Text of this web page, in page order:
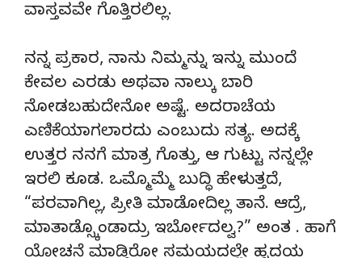
ವಾಸ್ತವವೇ ಗೊತ್ತಿರಲಿಲ್ಲ.
ನನ್ನ ಪ್ರಕಾರ, ನಾನು ನಿಮ್ಮನ್ನು ಇನ್ನು ಮುಂದೆ
ಕೇವಲ ಎರಡು ಅಥವಾ ನಾಲ್ಕು ಬಾರಿ
ನೋಡಬಹುದೇನೋ ಅಷ್ಟೆ. ಅದರಾಚೆಯ
ಎಣಿಕೆಯಾಗಲಾರದು ಎಂಬುದು ಸತ್ಯ. ಅದಕ್ಕೆ
ಉತ್ತರ ನನಗೆ ಮಾತ್ರ ಗೊತ್ತು, ಆ ಗುಟ್ಟು ನನ್ನಲ್ಲೇ
ಇರಲಿ ಕೂಡ. ಒಮ್ಮೊಮ್ಮೆ ಬುದ್ಧಿ ಹೇಳುತ್ತದೆ,
“ಪರವಾಗಿಲ್ಲ, ಪ್ರೀತಿ ಮಾಡೋದಿಲ್ಲ ತಾನೆ. ಆದ್ರೆ,
ಮಾತಾಡ್ಸ್ಕೊಂಡಾದ್ರು ಇರ್ಬೋದಲ್ವ?” ಅಂತ . ಹಾಗೆ